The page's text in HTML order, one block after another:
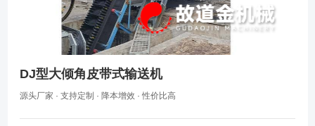
星空（中国）
DJ型大倾角皮带式输送机
源头厂家 · 支持定制 · 降本增效 · 性价比高